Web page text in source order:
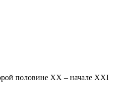
половине XX – начале XXI